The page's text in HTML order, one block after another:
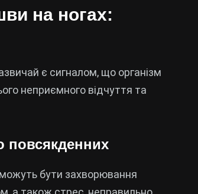
на ногах:
є сигналом, що організм
неприємного відчуття та
повсякденних
бути захворювання